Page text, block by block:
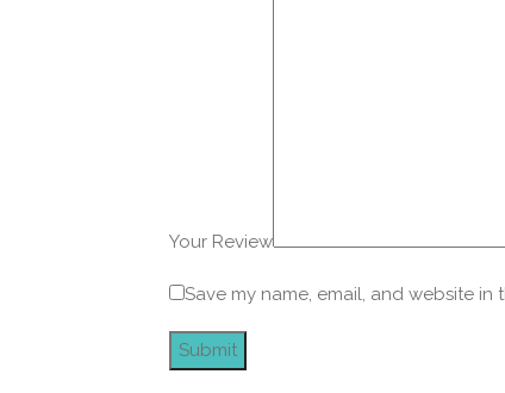
Your Review
Save my name, email, and website